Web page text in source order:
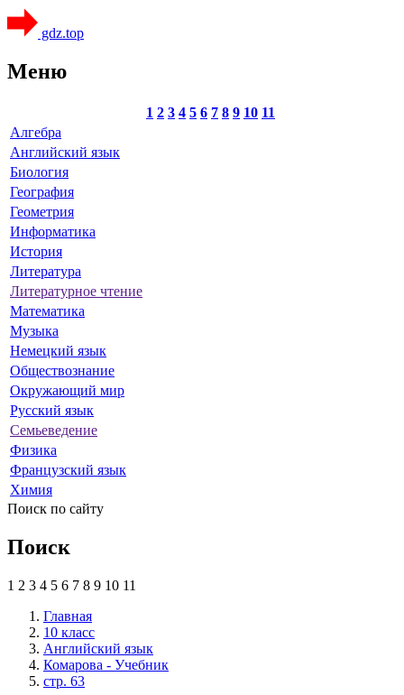
gdz.top
Меню
1 2 3 4 5 6 7 8 9 10 11
Алгебра
Английский язык
Биология
География
Геометрия
Информатика
История
Литература
Литературное чтение
Математика
Музыка
Немецкий язык
Обществознание
Окружающий мир
Русский язык
Семьеведение
Физика
Французский язык
Химия
Поиск по сайту
Поиск
1 2 3 4 5 6 7 8 9 10 11
Главная
10 класс
Английский язык
Комарова - Учебник
стр. 63